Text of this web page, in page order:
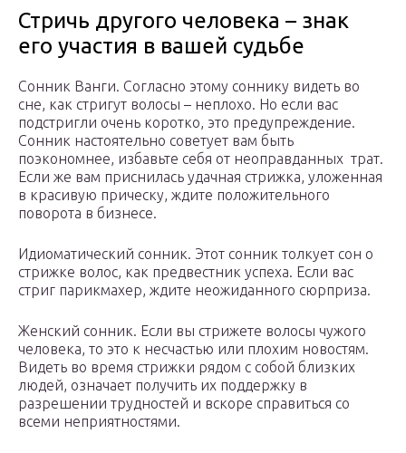
Стричь другого человека – знак
его участия в вашей судьбе
Сонник Ванги. Согласно этому соннику видеть во
сне, как стригут волосы – неплохо. Но если вас
подстригли очень коротко, это предупреждение.
Сонник настоятельно советует вам быть
поэкономнее, избавьте себя от неоправданных трат.
Если же вам приснилась удачная стрижка, уложенная
в красивую прическу, ждите положительного
поворота в бизнесе.
Идиоматический сонник. Этот сонник толкует сон о
стрижке волос, как предвестник успеха. Если вас
стриг парикмахер, ждите неожиданного сюрприза.
Женский сонник. Если вы стрижете волосы чужого
человека, то это к несчастью или плохим новостям.
Видеть во время стрижки рядом с собой близких
людей, означает получить их поддержку в
разрешении трудностей и вскоре справиться со
всеми неприятностями.